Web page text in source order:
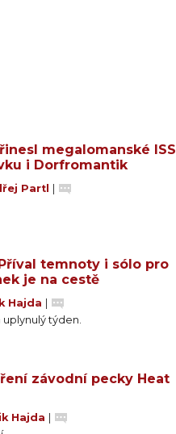
megalomanské ISS
i Dorfromantik
Partl
temnoty i sólo pro
je na cestě
Hajda
týden.
závodní pecky Heat
Hajda